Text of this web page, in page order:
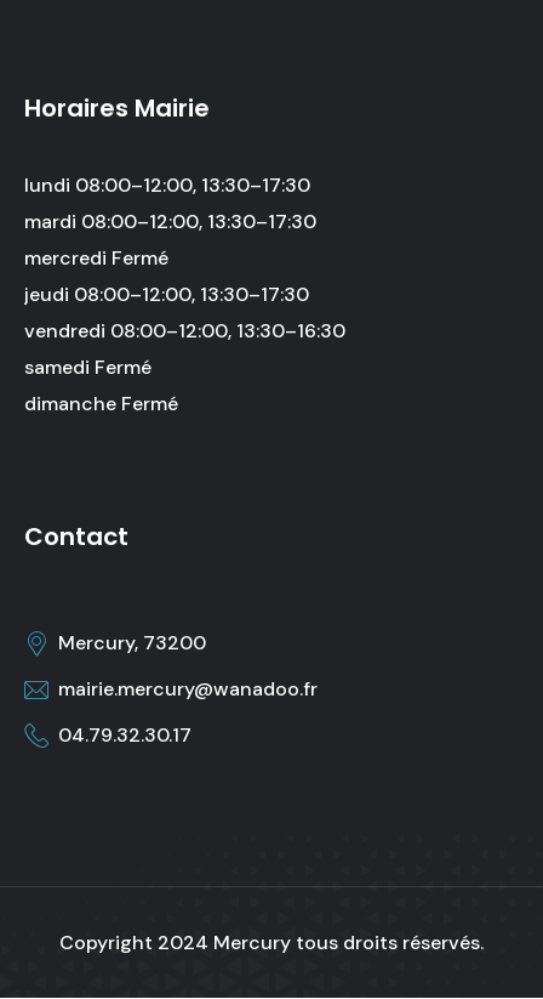
Horaires Mairie
lundi 08:00–12:00, 13:30–17:30
mardi 08:00–12:00, 13:30–17:30
mercredi Fermé
jeudi 08:00–12:00, 13:30–17:30
vendredi 08:00–12:00, 13:30–16:30
samedi Fermé
dimanche Fermé
Contact
Mercury, 73200
mairie.mercury@wanadoo.fr
04.79.32.30.17
Copyright 2024 Mercury tous droits réservés.